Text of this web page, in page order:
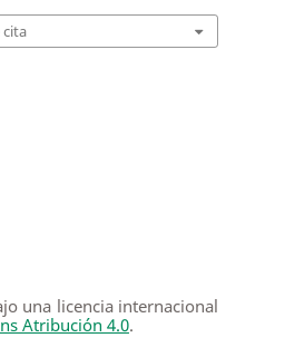
cita
una licencia internacional
Atribución 4.0.